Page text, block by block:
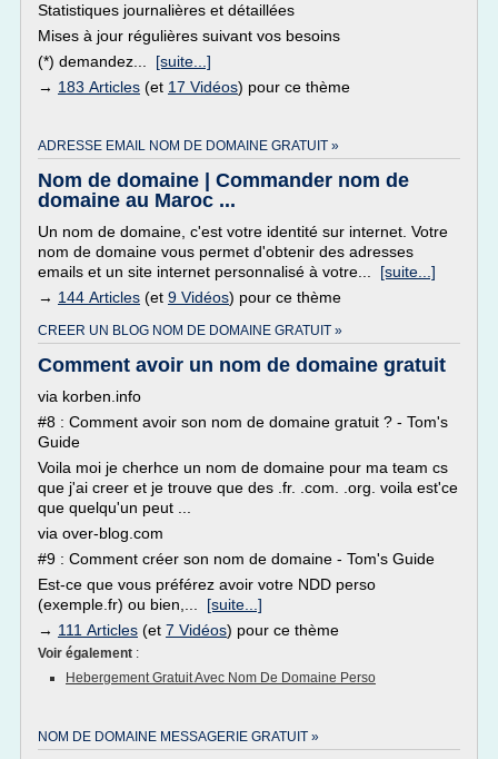
Statistiques journalières et détaillées
Mises à jour régulières suivant vos besoins
(*) demandez... [suite...]
→ 183 Articles (et 17 Vidéos) pour ce thème
ADRESSE EMAIL NOM DE DOMAINE GRATUIT »
Nom de domaine | Commander nom de
domaine au Maroc ...
Un nom de domaine, c'est votre identité sur internet. Votre
nom de domaine vous permet d'obtenir des adresses
emails et un site internet personnalisé à votre... [suite...]
→ 144 Articles (et 9 Vidéos) pour ce thème
CREER UN BLOG NOM DE DOMAINE GRATUIT »
Comment avoir un nom de domaine gratuit
via korben.info
#8 : Comment avoir son nom de domaine gratuit ? - Tom's
Guide
Voila moi je cherhce un nom de domaine pour ma team cs
que j'ai creer et je trouve que des .fr. .com. .org. voila est'ce
que quelqu'un peut ...
via over-blog.com
#9 : Comment créer son nom de domaine - Tom's Guide
Est-ce que vous préférez avoir votre NDD perso
(exemple.fr) ou bien,... [suite...]
→ 111 Articles (et 7 Vidéos) pour ce thème
Voir également :
Hebergement Gratuit Avec Nom De Domaine Perso
NOM DE DOMAINE MESSAGERIE GRATUIT »